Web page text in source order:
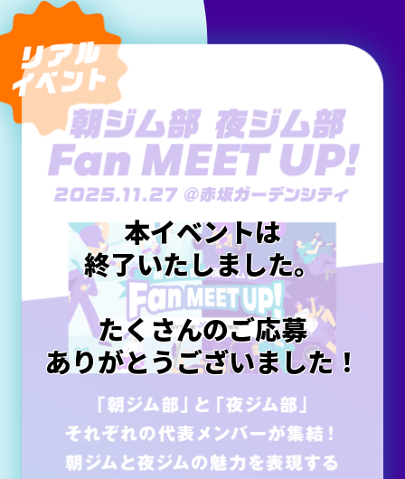
本イベントは
終了いたしました。
たくさんのご応募
ありがとうございました！